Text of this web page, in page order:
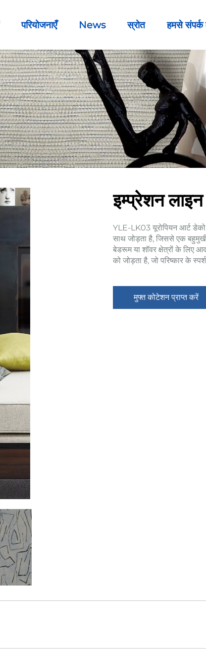
परियोजनाएँ News स्रोत हमसे संपर्क
इम्प्रेशन
YLE-LK03 यूरोपियन आर्ट
साथ जोड़ता है, जिससे एक
बेडरूम या शॉवर क्षेत्रों के लिए
को जोड़ता है, जो परिष्कार के
मुफ्त कोटेशन प्राप्त करें